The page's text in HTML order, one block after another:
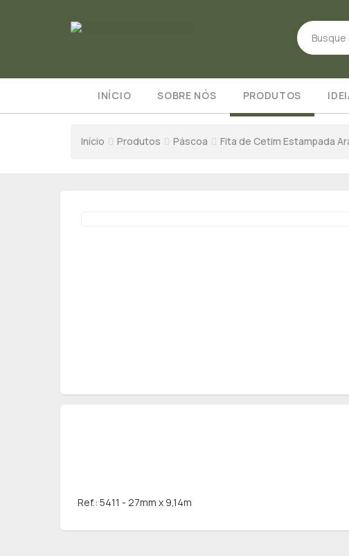
INÍCIO SOBRE NÓS PRODUTOS
Início Produtos Páscoa Fita de Cetim Estampada
Ref.: 5411 - 27mm x 9,14m